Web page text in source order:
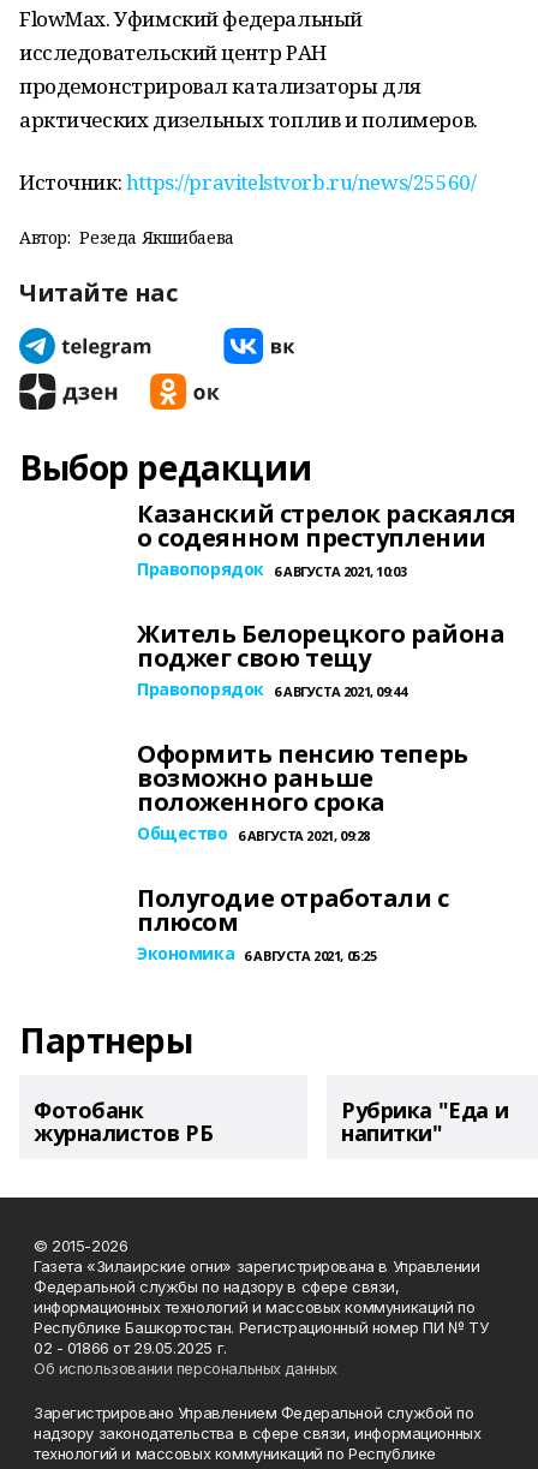
FlowMax. Уфимский федеральный
исследовательский центр РАН
продемонстрировал катализаторы для
арктических дизельных топлив и полимеров.
Источник:https://pravitelstvorb.ru/news/25560/
Автор: Резеда Якшибаева
Читайте нас
Выбор редакции
Казанский стрелок раскаялся
о содеянном преступлении
Правопорядок 6 АВГУСТА 2021, 10:03
Житель Белорецкого района
поджег свою тещу
Правопорядок 6 АВГУСТА 2021, 09:44
Оформить пенсию теперь
возможно раньше
положенного срока
Общество 6 АВГУСТА 2021, 09:28
Полугодие отработали с
плюсом
Экономика 6 АВГУСТА 2021, 05:25
Партнеры
Фотобанк
журналистов РБ
Рубрика "Еда и
напитки"
© 2015-2026
Газета «Зилаирские огни» зарегистрирована в Управлении
Федеральной службы по надзору в сфере связи,
информационных технологий и массовых коммуникаций по
Республике Башкортостан. Регистрационный номер ПИ № ТУ
02 - 01866 от 29.05.2025 г.
Об использовании персональных данных
Зарегистрировано Управлением Федеральной службой по
надзору законодательства в сфере связи, информационных
технологий и массовых коммуникаций по Республике